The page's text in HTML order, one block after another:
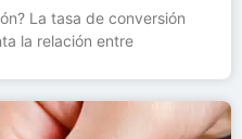
La tasa de conversión
la relación entre